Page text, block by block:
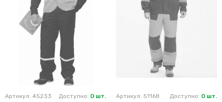
Артикул: 45233 Доступно: 0 шт. Артикул: 51168 Доступно: 0 шт.